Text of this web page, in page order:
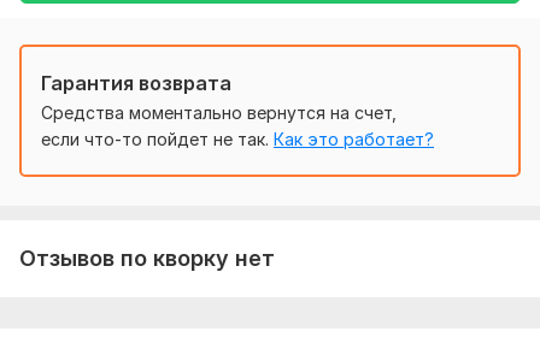
Гарантия возврата
Средства моментально вернутся на счет,
если что-то пойдет не так. Как это работает?
Отзывов по кворку нет